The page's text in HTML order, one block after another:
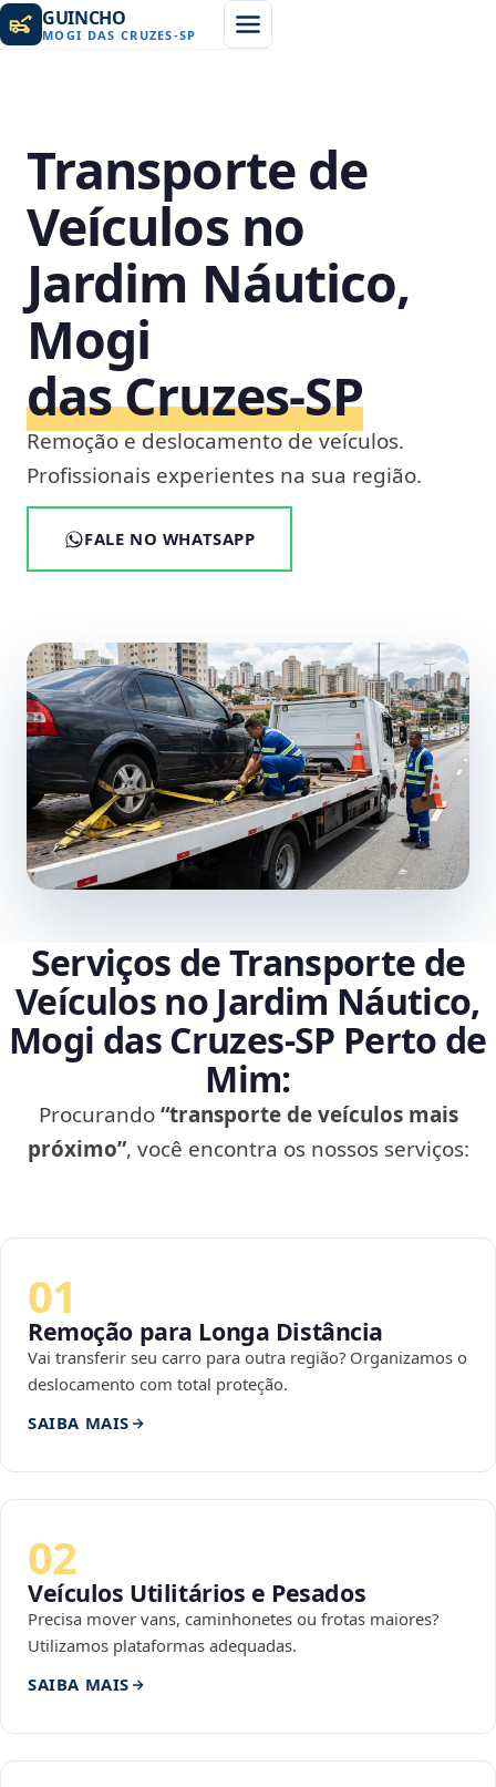
GUINCHO
MOGI DAS CRUZES-SP
Transporte de
Veículos no
Jardim Náutico,
Mogi
das Cruzes‑SP
Remoção e deslocamento de veículos.
Profissionais experientes na sua região.
FALE NO WHATSAPP
Serviços de Transporte de
Veículos no Jardim Náutico,
Mogi das Cruzes‑SP Perto de
Mim:
Procurando“transporte de veículos mais
próximo”, você encontra os nossos serviços:
01
Remoção para Longa Distância
Vai transferir seu carro para outra região? Organizamos o
deslocamento com total proteção.
SAIBA MAIS
02
Veículos Utilitários e Pesados
Precisa mover vans, caminhonetes ou frotas maiores?
Utilizamos plataformas adequadas.
SAIBA MAIS